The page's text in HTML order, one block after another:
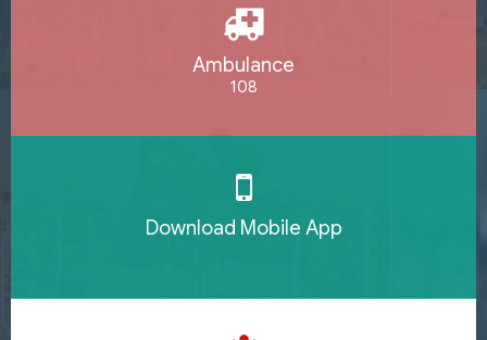
Ambulance
108
Download Mobile App